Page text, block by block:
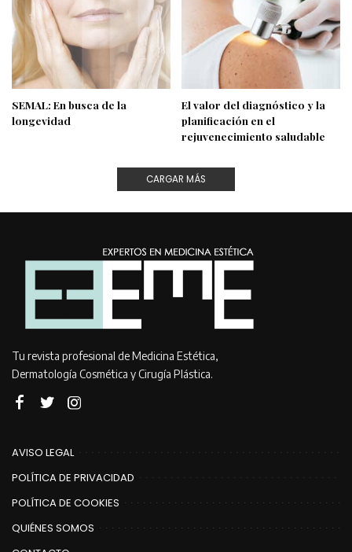
SEMAL: En busca de la
longevidad
El valor del diagnóstico y la
planificación en el
rejuvenecimiento saludable
CARGAR MÁS
Tu revista profesional de Medicina Estética,
Dermatología Cosmética y Cirugía Plástica.
AVISO LEGAL
POLÍTICA DE PRIVACIDAD
POLÍTICA DE COOKIES
QUIÉNES SOMOS